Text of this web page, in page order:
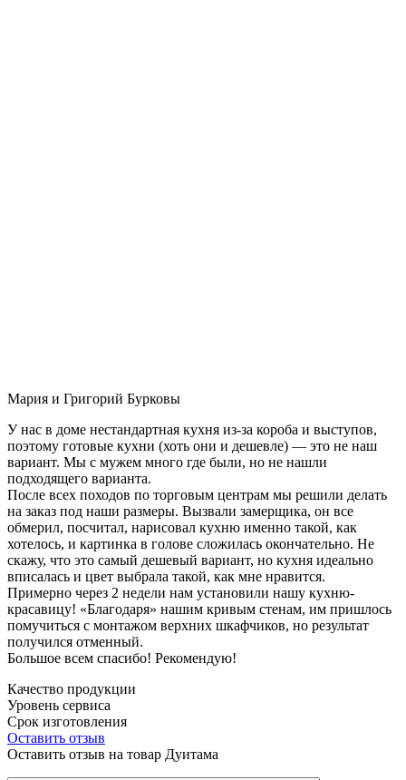
Мария и Григорий Бурковы
У нас в доме нестандартная кухня из-за короба и выступов,
поэтому готовые кухни (хоть они и дешевле) — это не наш
вариант. Мы с мужем много где были, но не нашли
подходящего варианта.
После всех походов по торговым центрам мы решили делать
на заказ под наши размеры. Вызвали замерщика, он все
обмерил, посчитал, нарисовал кухню именно такой, как
хотелось, и картинка в голове сложилась окончательно. Не
скажу, что это самый дешевый вариант, но кухня идеально
вписалась и цвет выбрала такой, как мне нравится.
Примерно через 2 недели нам установили нашу кухню-
красавицу! «Благодаря» нашим кривым стенам, им пришлось
помучиться с монтажом верхних шкафчиков, но результат
получился отменный.
Большое всем спасибо! Рекомендую!
Качество продукции
Уровень сервиса
Срок изготовления
Оставить отзыв
Оставить отзыв на товар Дуитама